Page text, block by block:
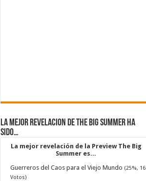
La mejor revelacion de The Big Summer ha
sido…
La mejor revelación de la Preview The Big
Summer es...
Guerreros del Caos para el Viejo Mundo (25%, 16
Votos)